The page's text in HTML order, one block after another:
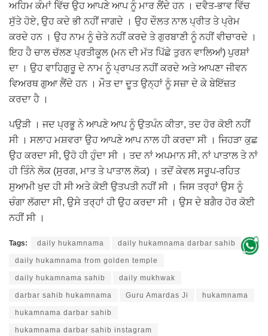
ਅਹਿਮ ਕੰਮਾਂ ਵਿੱਚ ਉਹ ਆਪਣੇ ਆਪ ਨੂੰ ਮਾਰ ਲੈਂਦੇ ਹਨ । ਦਵੈਤ-ਭਾਵ ਵਿੱਚ
ਸੁੱਤੇ ਹੋਏ, ਉਹ ਕਦੇ ਭੀ ਨਹੀਂ ਜਾਗਦੇ । ਉਹ ਦੌਲਤ ਨਾਲ ਪ੍ਰੀਤ ਤੇ ਪ੍ਰੇਮ
ਕਰਦੇ ਹਨ । ਉਹ ਨਾਮ ਨੂੰ ਚੇਤੇ ਨਹੀਂ ਕਰਦੇ ਤੇ ਗੁਰਬਾਣੀ ਨੂੰ ਨਹੀਂ ਵੀਚਾਰਦੇ ।
ਇਹ ਹੈ ਚਾਲ ਚੱਲਣ ਪ੍ਰਤੀਕੂਲ (ਮਨ ਦੀ ਮੱਤ ਪਿੱਛੇ ਤੁਰਨ ਵਾਲਿਆਂ) ਪੁਰਸ਼ਾਂ
ਦਾ । ਉਹ ਵਾਹਿਗੁਰੂ ਦੇ ਨਾਮ ਨੂੰ ਪ੍ਰਾਪਤ ਨਹੀਂ ਕਰਦੇ ਅਤੇ ਆਪਣਾ ਜੀਵਨ
ਵਿਅਰਥ ਗੁਆ ਲੈਂਦੇ ਹਨ । ਮੌਤ ਦਾ ਦੂਤ ਉਨ੍ਹਾਂ ਨੂੰ ਸਜ਼ਾ ਦੇ ਕੇ ਬੇਇੱਜ਼ਤ
ਕਰਦਾ ਹੈ ।
ਪਉੜੀ । ਜਦ ਪ੍ਰਭੂ ਨੇ ਆਪਣੇ ਆਪ ਨੂੰ ਉਤਪੰਨ ਕੀਤਾ, ਤਦ ਹੋਰ ਕੋਈ ਨਹੀਂ
ਸੀ । ਸਲਾਹ ਮਸ਼ਵਰਾ ਉਹ ਆਪਣੇ ਆਪ ਨਾਲ ਹੀ ਕਰਦਾ ਸੀ । ਜਿਹੜਾ ਕੁਛ
ਉਹ ਕਰਦਾ ਸੀ, ਉਹੋ ਹੀ ਹੁੰਦਾ ਸੀ । ਤਦ ਨਾਂ ਅਪਮਾਨ ਸੀ, ਨਾਂ ਪਾਤਾਲ ਤੇ ਨਾਂ
ਹੀ ਤਿੰਨੇ ਲੋਕ (ਸੁਰਗ, ਮਾਤ ਤੇ ਪਾਤਾਲ ਲੋਕ) । ਤਦੋਂ ਕੇਵਲ ਸਰੂਪ-ਰਹਿਤ
ਸੁਆਮੀ ਖੁਦ ਹੀ ਸੀ ਅਤੇ ਕੋਈ ਉਤਪਤੀ ਨਹੀਂ ਸੀ । ਜਿਸ ਤਰ੍ਹਾਂ ਉਸ ਨੂੰ
ਚੰਗਾ ਲੱਗਦਾ ਸੀ, ਉਸੇ ਤਰ੍ਹਾਂ ਹੀ ਉਹ ਕਰਦਾ ਸੀ । ਉਸ ਦੇ ਬਗੈਰ ਹੋਰ ਕੋਈ
ਨਹੀਂ ਸੀ ।
Tags: daily hukamnama daily hukamnama darbar sahib
daily hukamnama from golden temple
daily hukamnama sahib daily mukhwak
darbar sahib hukamnama Guru Amardas Ji hukamnama
hukamnama darbar sahib
hukamnama darbar sahib instagram